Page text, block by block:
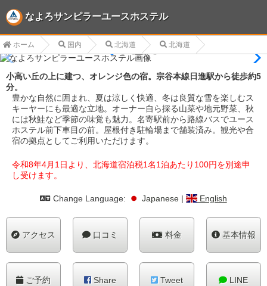
なよろサンピラーユースホステル
ホーム 国内 北海道 北海道
小高い丘の上に建つ、オレンジ色の宿。宗谷本線日進駅から徒歩約5
分。
豊かな自然に囲まれ、夏は涼しく快適、冬は良質な雪を楽しむス
キーヤーにも最適な立地。オーナー自ら採る山菜や地元野菜、秋
には秋鮭など季節の味覚も魅力。名寄駅前から路線バスでユース
ホステル前下車目の前。屋根付き駐輪場まで舗装済み。観光や合
宿の拠点としてご利用いただけます。
令和8年4月1日より、北海道宿泊税1名1泊あたり100円を別途申
し受けます。
Change Language: Japanese | English
アクセス 口コミ 料金 基本情報
ご予約 Share Tweet LINE